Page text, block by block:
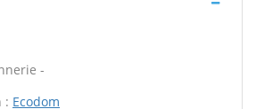
-
: Ecodom